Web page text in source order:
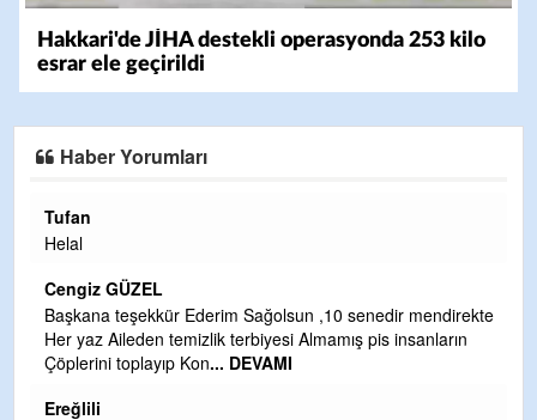
Hakkari'de JİHA destekli operasyonda 253 kilo
esrar ele geçirildi
Haber Yorumları
Ederim Sağolsun ,10 senedir mendirekte
temizlik terbiyesi Almamış pis insanların
Kon... DEVAMI
CEVDET YILMAZ
GULDERE DERE